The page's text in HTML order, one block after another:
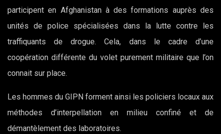
participent en Afghanistan à des formations auprès des
unités de police spécialisées dans la lutte contre les
traffiquants de drogue. Cela, dans le cadre d’une
coopération différente du volet purement militaire que l’on
connait sur place.
Les hommes du GIPN forment ainsi les policiers locaux aux
méthodes d’interpellation en milieu confiné et de
démantèlement des laboratoires.